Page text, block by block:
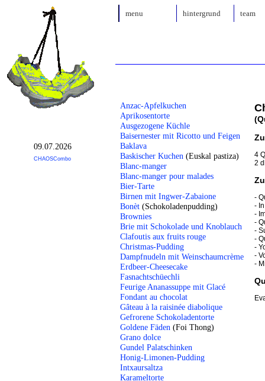
4
2
-
-
-
-
-
-
-
-
-
Anzac-Apfelkuchen
Aprikosentorte
Ausgezogene Küchle
Baisernester mit Ricotto und Feigen
Baklava
Baskischer Kuchen (Euskal pastiza)
Blanc-manger
Blanc-manger pour malades
Bier-Tarte
Birnen mit Ingwer-Zabaione
Bonèt (Schokoladenpudding)
Brownies
Brie mit Schokolade und Knoblauch
Clafoutis aux fruits rouge
Christmas-Pudding
Dampfnudeln mit Weinschaumcrème
Erdbeer-Cheesecake
Fasnachtschüechli
Feurige Ananassuppe mit Glacé
Fondant au chocolat
Gâteau à la raisinée diabolique
Gefrorene Schokoladentorte
Goldene Fäden (Foi Thong)
Grano dolce
Gundel Palatschinken
Honig-Limonen-Pudding
Intxaursaltza
Karameltorte
09.07.2026
CHAOSCombo
menu hintergrund team